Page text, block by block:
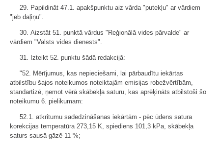
29. Papildināt 47.1. apakšpunktu aiz vārda "putekļu" ar vārdiem
"jeb daļiņu".
30. Aizstāt 51. punktā vārdus "Reģionālā vides pārvalde" ar
vārdiem "Valsts vides dienests".
31. Izteikt 52. punktu šādā redakcijā:
"52. Mērījumus, kas nepieciešami, lai pārbaudītu iekārtas
atbilstību šajos noteikumos noteiktajām emisijas robežvērtībām,
standartizē, ņemot vērā skābekļa saturu, kas aprēķināts atbilstoši šo
noteikumu 6. pielikumam:
52.1. atkritumu sadedzināšanas iekārtām - pēc ūdens satura
korekcijas temperatūra 273,15 K, spiediens 101,3 kPa, skābekļa
saturs sausā gāzē 11 %;